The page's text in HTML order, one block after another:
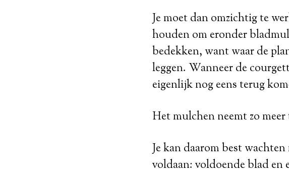
Je moet dan omzichtig te
houden om eronder
bedekken, want waar de
leggen. Wanneer de
eigenlijk nog eens terug
Het mulchen neemt zo
Je kan daarom best
voldaan: voldoende blad en